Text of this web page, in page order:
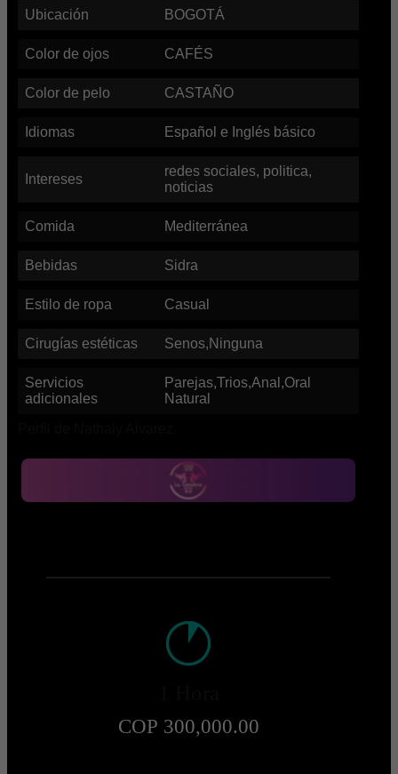
Ubicación BOGOTÁ
Color de ojos CAFÉS
Color de pelo CASTAÑO
Idiomas Español e Inglés básico
Intereses
redes sociales, politica,
noticias
Comida Mediterránea
Bebidas Sidra
Estilo de ropa Casual
Cirugías estéticas Senos,Ninguna
Servicios
adicionales
Parejas,Trios,Anal,Oral
Natural
COP 300,000.00